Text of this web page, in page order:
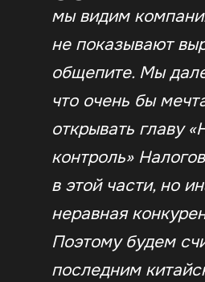
мы видим
не показывают
общепите. Мы
что очень бы
открывать главу
контроль»
в этой части, но
неравная
Поэтому будем
последним